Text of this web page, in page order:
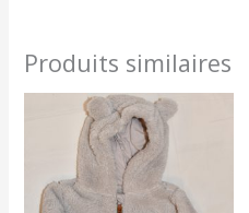
Produits similaires